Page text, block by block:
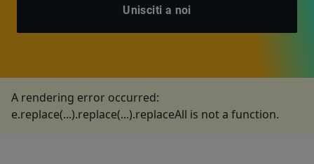
Unisciti a noi
A rendering error occurred:
e.replace(...).replace(...).replaceAll is not a function.